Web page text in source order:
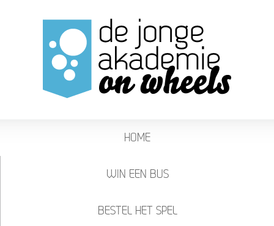
HOME
WIN EEN BUS
BESTEL HET SPEL